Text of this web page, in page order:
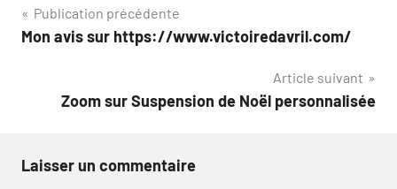
Navigation
de
Publication précédente
Mon avis sur https://www.victoiredavril.com/
Article suivant
Zoom sur Suspension de Noël personnalisée
Laisser un commentaire